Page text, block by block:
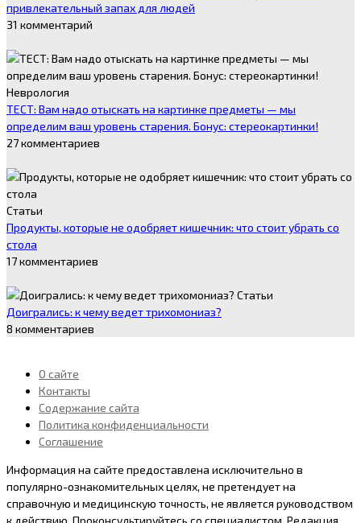
привлекательный запах для людей
31 комментарий
Неврология
ТЕСТ: Вам надо отыскать на картинке предметы — мы
определим ваш уровень старения. Бонус: стереокартинки!
27 комментариев
Статьи
Продукты, которые не одобряет кишечник: что стоит убрать со
стола
17 комментариев
Статьи
Доигрались: к чему ведет трихомониаз?
8 комментариев
О сайте
Контакты
Содержание сайта
Политика конфиденциальности
Соглашение
Информация на сайте предоставлена исключительно в
популярно-ознакомительных целях, не претендует на
справочную и медицинскую точность, не является руководством